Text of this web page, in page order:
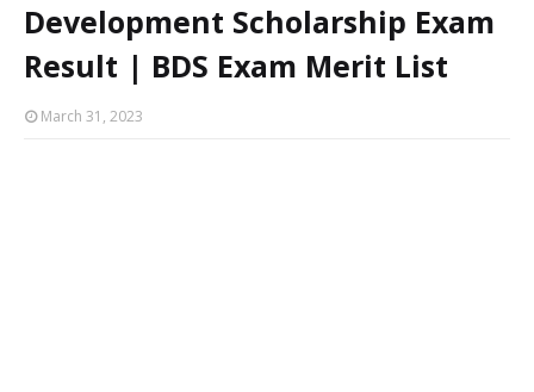
Development Scholarship Exam
Result | BDS Exam Merit List
March 31, 2023